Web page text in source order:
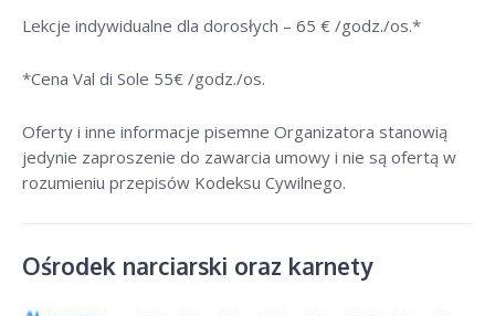
Lekcje indywidualne dla dorosłych – 65 € /godz./os.*
*Cena Val di Sole 55€ /godz./os.
Oferty i inne informacje pisemne Organizatora stanowią
jedynie zaproszenie do zawarcia umowy i nie są ofertą w
rozumieniu przepisów Kodeksu Cywilnego.
Ośrodek narciarski oraz karnety